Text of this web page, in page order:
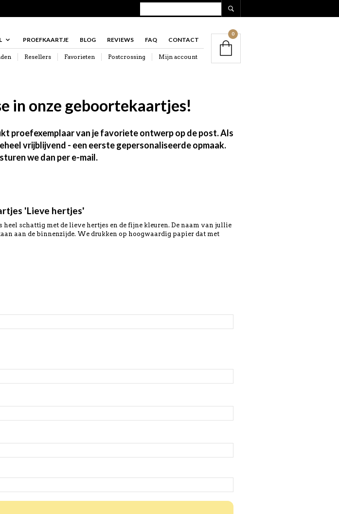
PROEFKAARTJE BLOG REVIEWS FAQ CONTACT
Resellers Favorieten Postcrossing Mijn account
0
in onze geboortekaartjes!
proefexemplaar van je favoriete ontwerp op de post. Als
vrijblijvend - een eerste gepersonaliseerde opmaak.
we dan per e-mail.
'Lieve hertjes'
heel schattig met de lieve hertjes en de fijne kleuren. De naam van jullie
aan de binnenzijde. We drukken op hoogwaardig papier dat met